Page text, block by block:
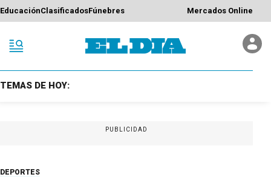
EducaciónClasificadosFúnebres Mercados Online
TEMAS DE HOY:
PUBLICIDAD
DEPORTES